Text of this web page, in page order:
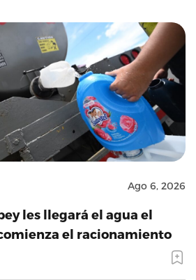
Ago 6, 2026
les llegará el agua el
el racionamiento